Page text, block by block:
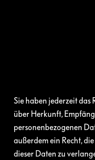
Sie haben jederzeit das
über Herkunft,
personenbezogenen
außerdem ein Recht,
dieser Daten zu